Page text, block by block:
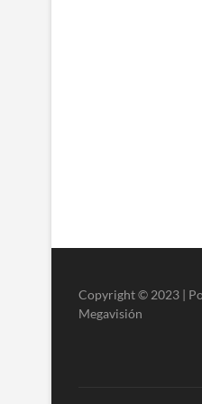
Copyright © 2023 |
Megavisión